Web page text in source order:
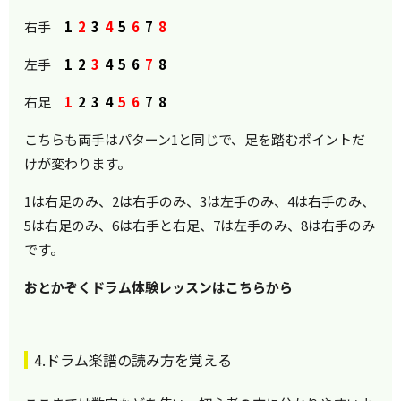
右手 1 2 3 45 6 7 8
左手 1 2 3 4 5 6 7 8
右足 1 2 3 45 6 7 8
こちらも両手はパターン1と同じで、足を踏むポイントだ
けが変わります。
1は右足のみ、2は右手のみ、3は左手のみ、4は右手のみ、
5は右足のみ、6は右手と右足、7は左手のみ、8は右手のみ
です。
おとかぞくドラム体験レッスンはこちらから
4.ドラム楽譜の読み方を覚える